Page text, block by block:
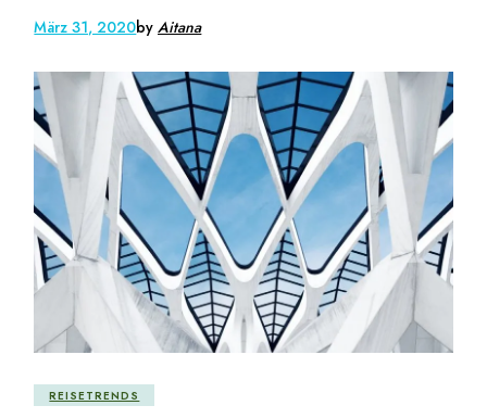
März 31, 2020byAitana
REISETRENDS